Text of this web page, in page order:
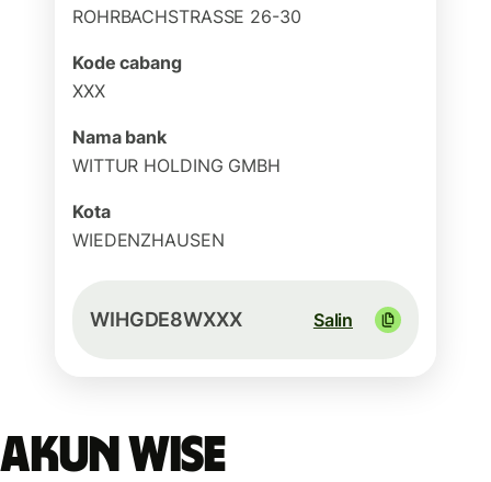
ROHRBACHSTRASSE 26-30
Kode cabang
XXX
Nama bank
WITTUR HOLDING GMBH
Kota
WIEDENZHAUSEN
WIHGDE8WXXX Salin
Akun Wise